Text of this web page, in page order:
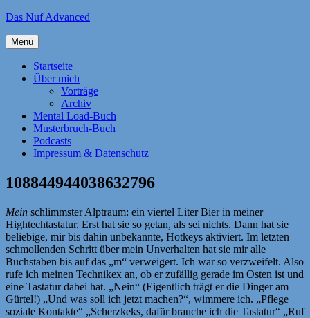
Zum
springen
Das Nuf Advanced
Menü
Startseite
Über mich
Vorträge
Archiv
Mental Load-Buch
Musterbruch-Buch
Podcasts
Impressum & Datenschutz
108844944038632796
Mein schlimmster Alptraum: ein viertel Liter Bier in meiner
Hightechtastatur. Erst hat sie so getan, als sei nichts. Dann hat sie
beliebige, mir bis dahin unbekannte, Hotkeys aktiviert. Im letzten
schmollenden Schritt über mein Unverhalten hat sie mir alle
Buchstaben bis auf das „m“ verweigert. Ich war so verzweifelt. Also
rufe ich meinen Technikex an, ob er zufällig gerade im Osten ist und
eine Tastatur dabei hat. „Nein“ (Eigentlich trägt er die Dinger am
Gürtel!) „Und was soll ich jetzt machen?“, wimmere ich. „Pflege
soziale Kontakte“ „Scherzkeks, dafür brauche ich die Tastatur“ „Ruf